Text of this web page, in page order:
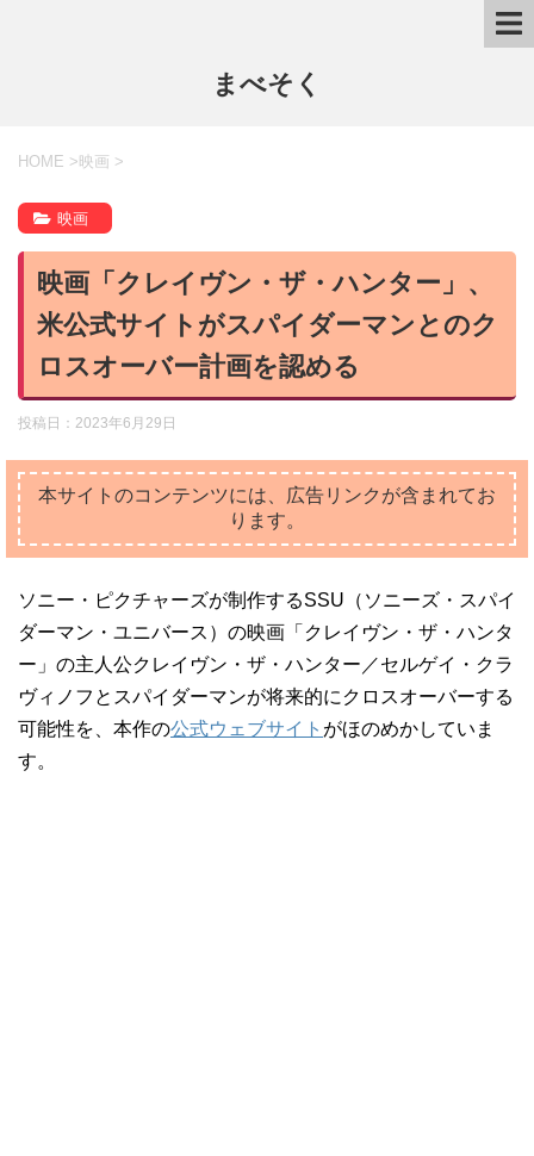
まべそく
HOME > 映画 >
映画
映画「クレイヴン・ザ・ハンター」、
米公式サイトがスパイダーマンとのク
ロスオーバー計画を認める
投稿日： 2023年6月29日
本サイトのコンテンツには、広告リンクが含まれてお
ります。
ソニー・ピクチャーズが制作するSSU（ソニーズ・スパイ
ダーマン・ユニバース）の映画「クレイヴン・ザ・ハンタ
ー」の主人公クレイヴン・ザ・ハンター／セルゲイ・クラ
ヴィノフとスパイダーマンが将来的にクロスオーバーする
可能性を、本作の公式ウェブサイト がほのめかしていま
す。